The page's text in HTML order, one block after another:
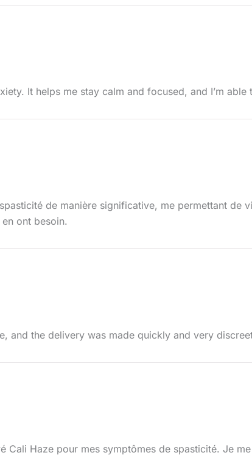
It helps me stay calm and focused, and I’m
de manière significative, me permettant de
ont besoin.
and the delivery was made quickly and very
Cali Haze pour mes symptômes de spasticité. Je